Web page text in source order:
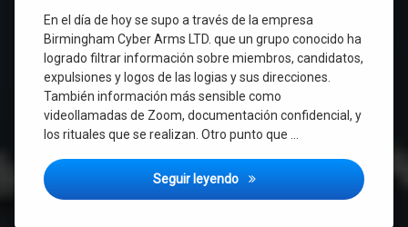
En el día de hoy se supo a través de la empresa
Birmingham Cyber Arms LTD. que un grupo conocido ha
logrado filtrar información sobre miembros, candidatos,
expulsiones y logos de las logias y sus direcciones.
También información más sensible como
videollamadas de Zoom, documentación confidencial, y
los rituales que se realizan. Otro punto que …
Seguir leyendo Hackean a la Masonería